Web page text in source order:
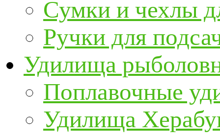
Сумки и чехлы
Ручки для
Удилища
Поплавочные
Удилища